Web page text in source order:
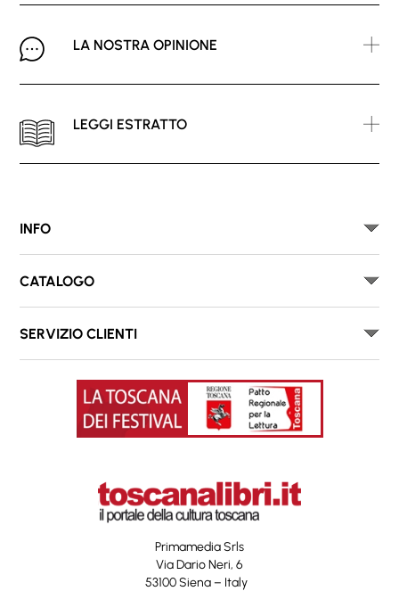
LA NOSTRA OPINIONE
LEGGI ESTRATTO
INFO
CATALOGO
SERVIZIO CLIENTI
Primamedia Srls
Via Dario Neri, 6
53100 Siena – Italy